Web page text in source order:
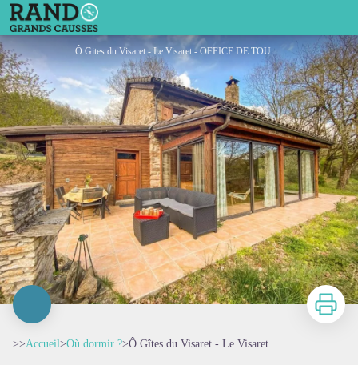
Ô Gîtes du Visaret - Le Visaret
Ô Gites du Visaret - Le Visaret - OFFICE DE TOURISME DU REQUISTANAIS
Imprimer
>>Accueil>Où dormir ?>Ô Gîtes du Visaret - Le Visaret